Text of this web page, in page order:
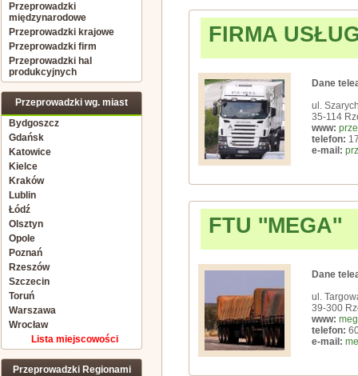
Przeprowadzki
międzynarodowe
Przeprowadzki krajowe
Przeprowadzki firm
Przeprowadzki hal
produkcyjnych
Przeprowadzki wg. miast
Bydgoszcz
Gdańsk
Katowice
Kielce
Kraków
Lublin
Łódź
Olsztyn
Opole
Poznań
Rzeszów
Szczecin
Toruń
Warszawa
Wrocław
Lista miejscowości
Przeprowadzki Regionami
FIRMA
Dane
ul.
35-114
www:
telefon:
e-mail:
FTU ''MEGA''
Dane
ul.
39-300
www:
telefon:
e-mail: